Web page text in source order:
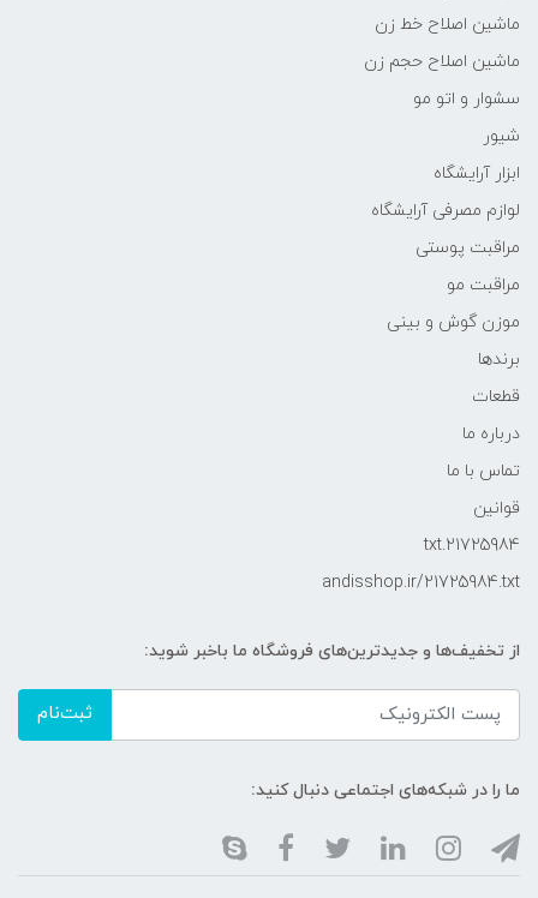
ماشین اصلاح خط زن
ماشین اصلاح حجم زن
سشوار و اتو مو
شیور
ابزار آرایشگاه
لوازم مصرفی آرایشگاه
مراقبت پوستی
مراقبت مو
موزن گوش و بینی
برندها
قطعات
درباره ما
تماس با ما
قوانین
21725984.txt
andisshop.ir/21725984.txt
از تخفیف‌ها و جدیدترین‌های فروشگاه ما باخبر شوید:
ثبت‌نام
ما را در شبکه‌های اجتماعی دنبال کنید: